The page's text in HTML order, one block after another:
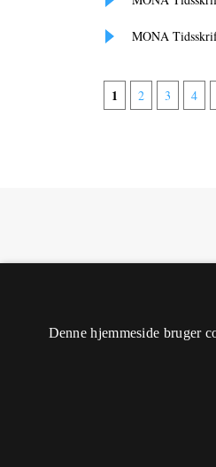
MONA
1 2 3 4
Denne hjemmeside bruger